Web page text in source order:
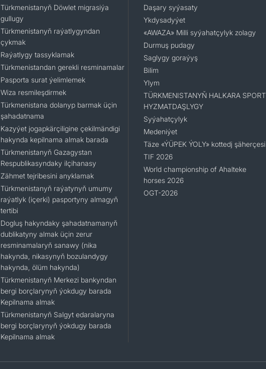
Türkmenistanyň Döwlet migrasiýa
gullugy
Türkmenistanyň raýatlygyndan
çykmak
Raýatlygy tassyklamak
Türkmenistandan gerekli resminamalar
Pasporta surat ýelimlemek
Wiza resmileşdirmek
Türkmenistana dolanyp barmak üçin
şahadatnama
Kazyýet jogapkärçiligine çekilmändigi
hakynda kepilnama almak barada
Türkmenistanyň Gazagystan
Respublikasyndaky ilçihanasy
Zähmet tejribesini anyklamak
Türkmenistanyň raýatynyň umumy
raýatlyk (içerki) pasportyny almagyň
tertibi
Dogluş hakyndaky şahadatnamanyň
dublikatyny almak üçin zerur
resminamalaryň sanawy (nika
hakynda, nikasynyň bozulandygy
hakynda, ölüm hakynda)
Türkmenistanyň Merkezi bankyndan
bergi borçlarynyň ýokdugy barada
Kepilnama almak
Türkmenistanyň Salgyt edaralaryna
bergi borçlarynyň ýokdugy barada
Kepilnama almak
Daşary syýasaty
Ykdysadyýet
«AWAZA» Milli syýahatçylyk zolagy
Durmuş pudagy
Saglygy goraýyş
Bilim
Ylym
TÜRKMENISTANYŇ HALKARA SPORT
HYZMATDAŞLYGY
Syýahatçylyk
Medeniýet
Täze «ÝÜPEK ÝOLY» kottedj şäherçesi
TIF 2026
World championship of Ahalteke
horses 2026
OGT-2026